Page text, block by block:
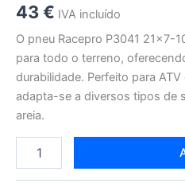
43€ IVA incluído
O pneu Racepro P3041 21×7-
para todo o terreno,
durabilidade. Perfeito para
adapta-se a diversos tipos de
areia.